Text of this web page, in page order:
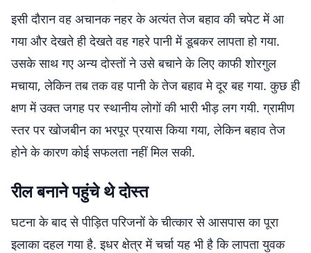
इसी दौरान वह अचानक नहर के अत्यंत तेज बहाव की चपेट में आ
गया और देखते ही देखते वह गहरे पानी में डूबकर लापता हो गया.
उसके साथ गए अन्य दोस्तों ने उसे बचाने के लिए काफी शोरगुल
मचाया, लेकिन तब तक वह पानी के तेज बहाव मे दूर बह गया. कुछ ही
क्षण में उक्त जगह पर स्थानीय लोगों की भारी भीड़ लग गयी. ग्रामीण
स्तर पर खोजबीन का भरपूर प्रयास किया गया, लेकिन बहाव तेज
होने के कारण कोई सफलता नहीं मिल सकी.
रील बनाने पहुंचे थे दोस्त
घटना के बाद से पीड़ित परिजनों के चीत्कार से आसपास का पूरा
इलाका दहल गया है. इधर क्षेत्र में चर्चा यह भी है कि लापता युवक